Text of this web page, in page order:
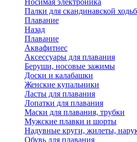
Носимая электроника
Палки для скандинавской
Плавание
Назад
Плавание
Аквафитнес
Аксессуары для плавания
Беруши, носовые зажимы
Доски и калабашки
Женские купальники
Ласты для плавания
Лопатки для плавания
Маски для плавания, трубки
Мужские плавки и шорты
Надувные круги, жилеты,
Обувь для плавания